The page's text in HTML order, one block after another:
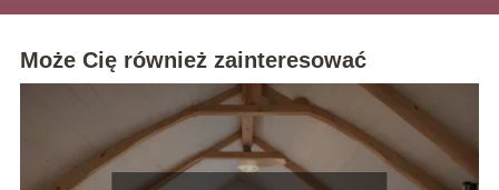
Może Cię również zainteresować